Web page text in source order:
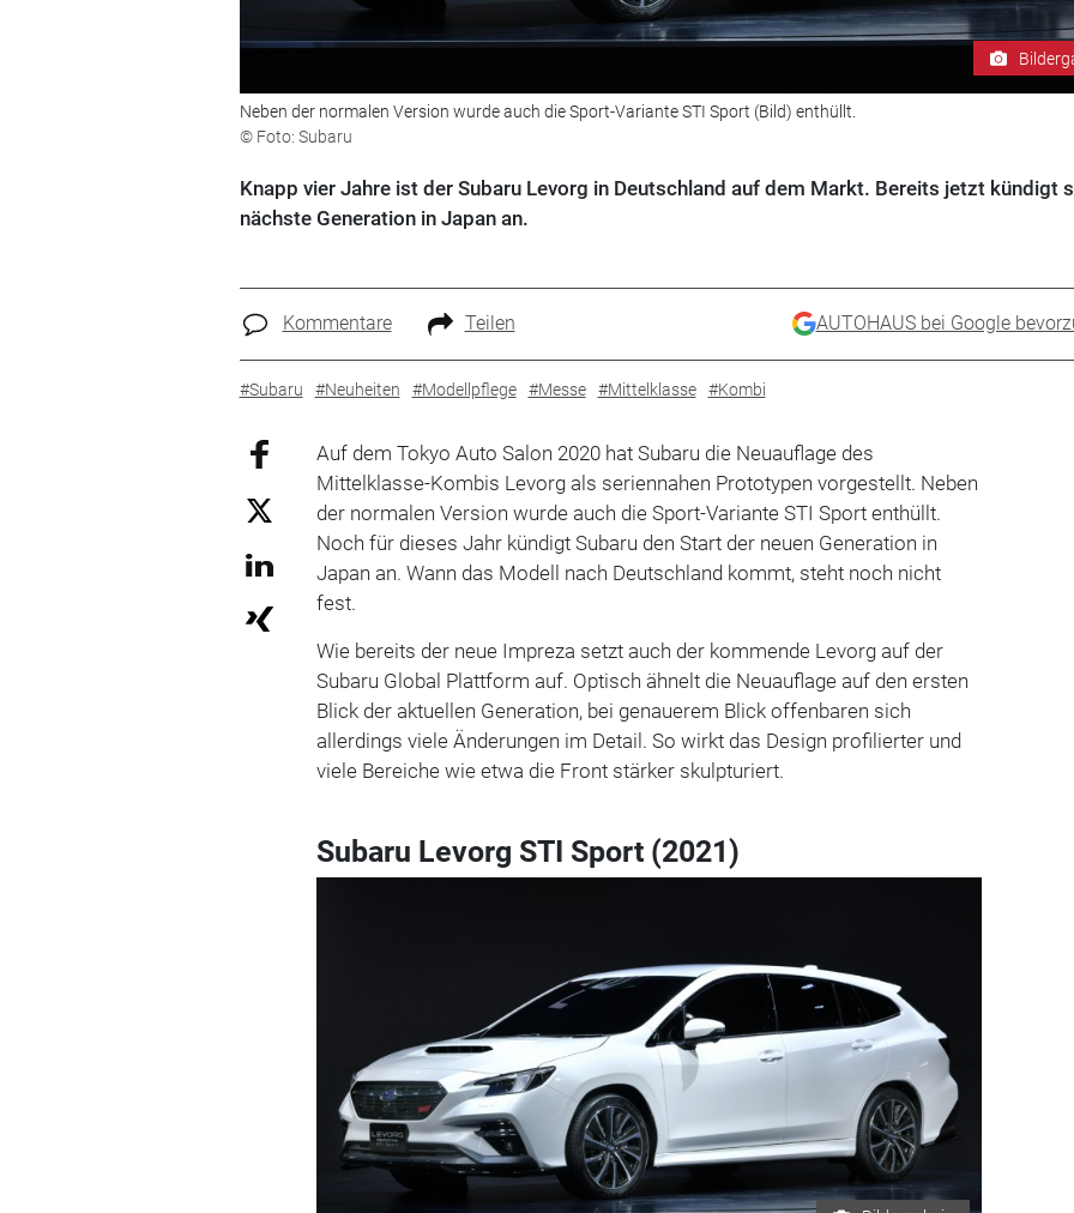
Neben der normalen Version wurde auch die Sport-Variante STI Sport (Bild) enthüllt.
© Foto: Subaru
Knapp vier Jahre ist der Subaru Levorg in Deutschland auf dem Markt. Bereits jetzt kündigt
nächste Generation in Japan an.
Kommentare Teilen AUTOHAUS bei Google
#Subaru #Neuheiten #Modellpflege #Messe #Mittelklasse #Kombi
Auf dem Tokyo Auto Salon 2020 hat Subaru die Neuauflage des
Mittelklasse-Kombis Levorg als seriennahen Prototypen vorgestellt. Neben
der normalen Version wurde auch die Sport-Variante STI Sport enthüllt.
Noch für dieses Jahr kündigt Subaru den Start der neuen Generation in
Japan an. Wann das Modell nach Deutschland kommt, steht noch nicht
fest.
Wie bereits der neue Impreza setzt auch der kommende Levorg auf der
Subaru Global Plattform auf. Optisch ähnelt die Neuauflage auf den ersten
Blick der aktuellen Generation, bei genauerem Blick offenbaren sich
allerdings viele Änderungen im Detail. So wirkt das Design profilierter und
viele Bereiche wie etwa die Front stärker skulpturiert.
Subaru Levorg STI Sport (2021)